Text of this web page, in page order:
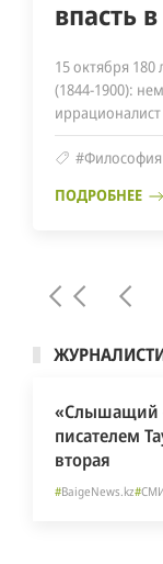
впасть
15 октября
(1844-1900):
#Философия
ПОДРОБНЕЕ
«Слышащий
писателем
вторая
#BaigeNews.kz#